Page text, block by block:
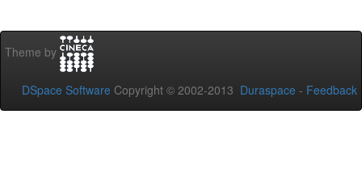
Theme by
DSpace Software Copyright © 2002-2013 Duraspace - Feedback